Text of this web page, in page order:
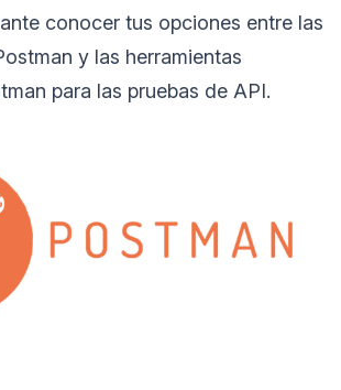
conocer tus opciones entre las
y las herramientas
para las pruebas de API.